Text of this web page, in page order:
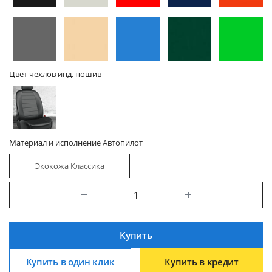
Цвет чехлов инд. пошив
Материал и исполнение Автопилот
Экокожа Классика
Купить
Купить в один клик Купить в кредит